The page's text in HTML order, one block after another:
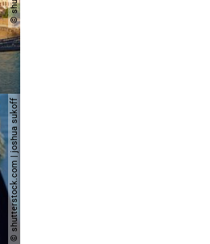
© shutterstock.com | joshua sukoff